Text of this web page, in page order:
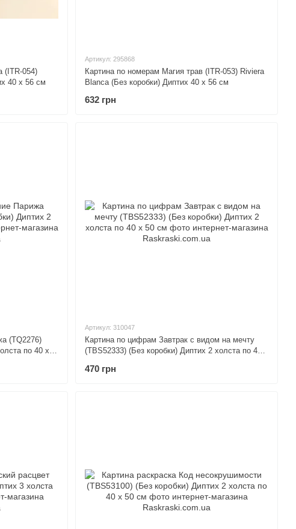
(ITR-054)
40 х 56 см
Артикул: 295868
Картина по номерам Магия трав (ITR-053) Riviera
Blanca (Без коробки) Диптих 40 х 56 см
632 грн
(TQ2276)
по 40 х
Артикул: 310047
Картина по цифрам Завтрак с видом на мечту
(TBS52333) (Без коробки) Диптих 2 холста по 40
470 грн